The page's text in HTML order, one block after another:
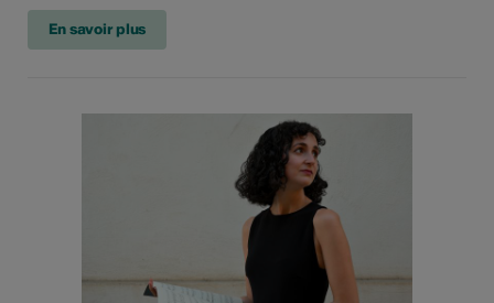
En savoir plus